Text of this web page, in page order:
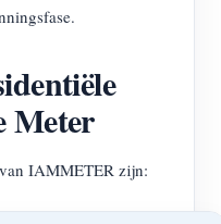
Meter
IAMMETER zijn: